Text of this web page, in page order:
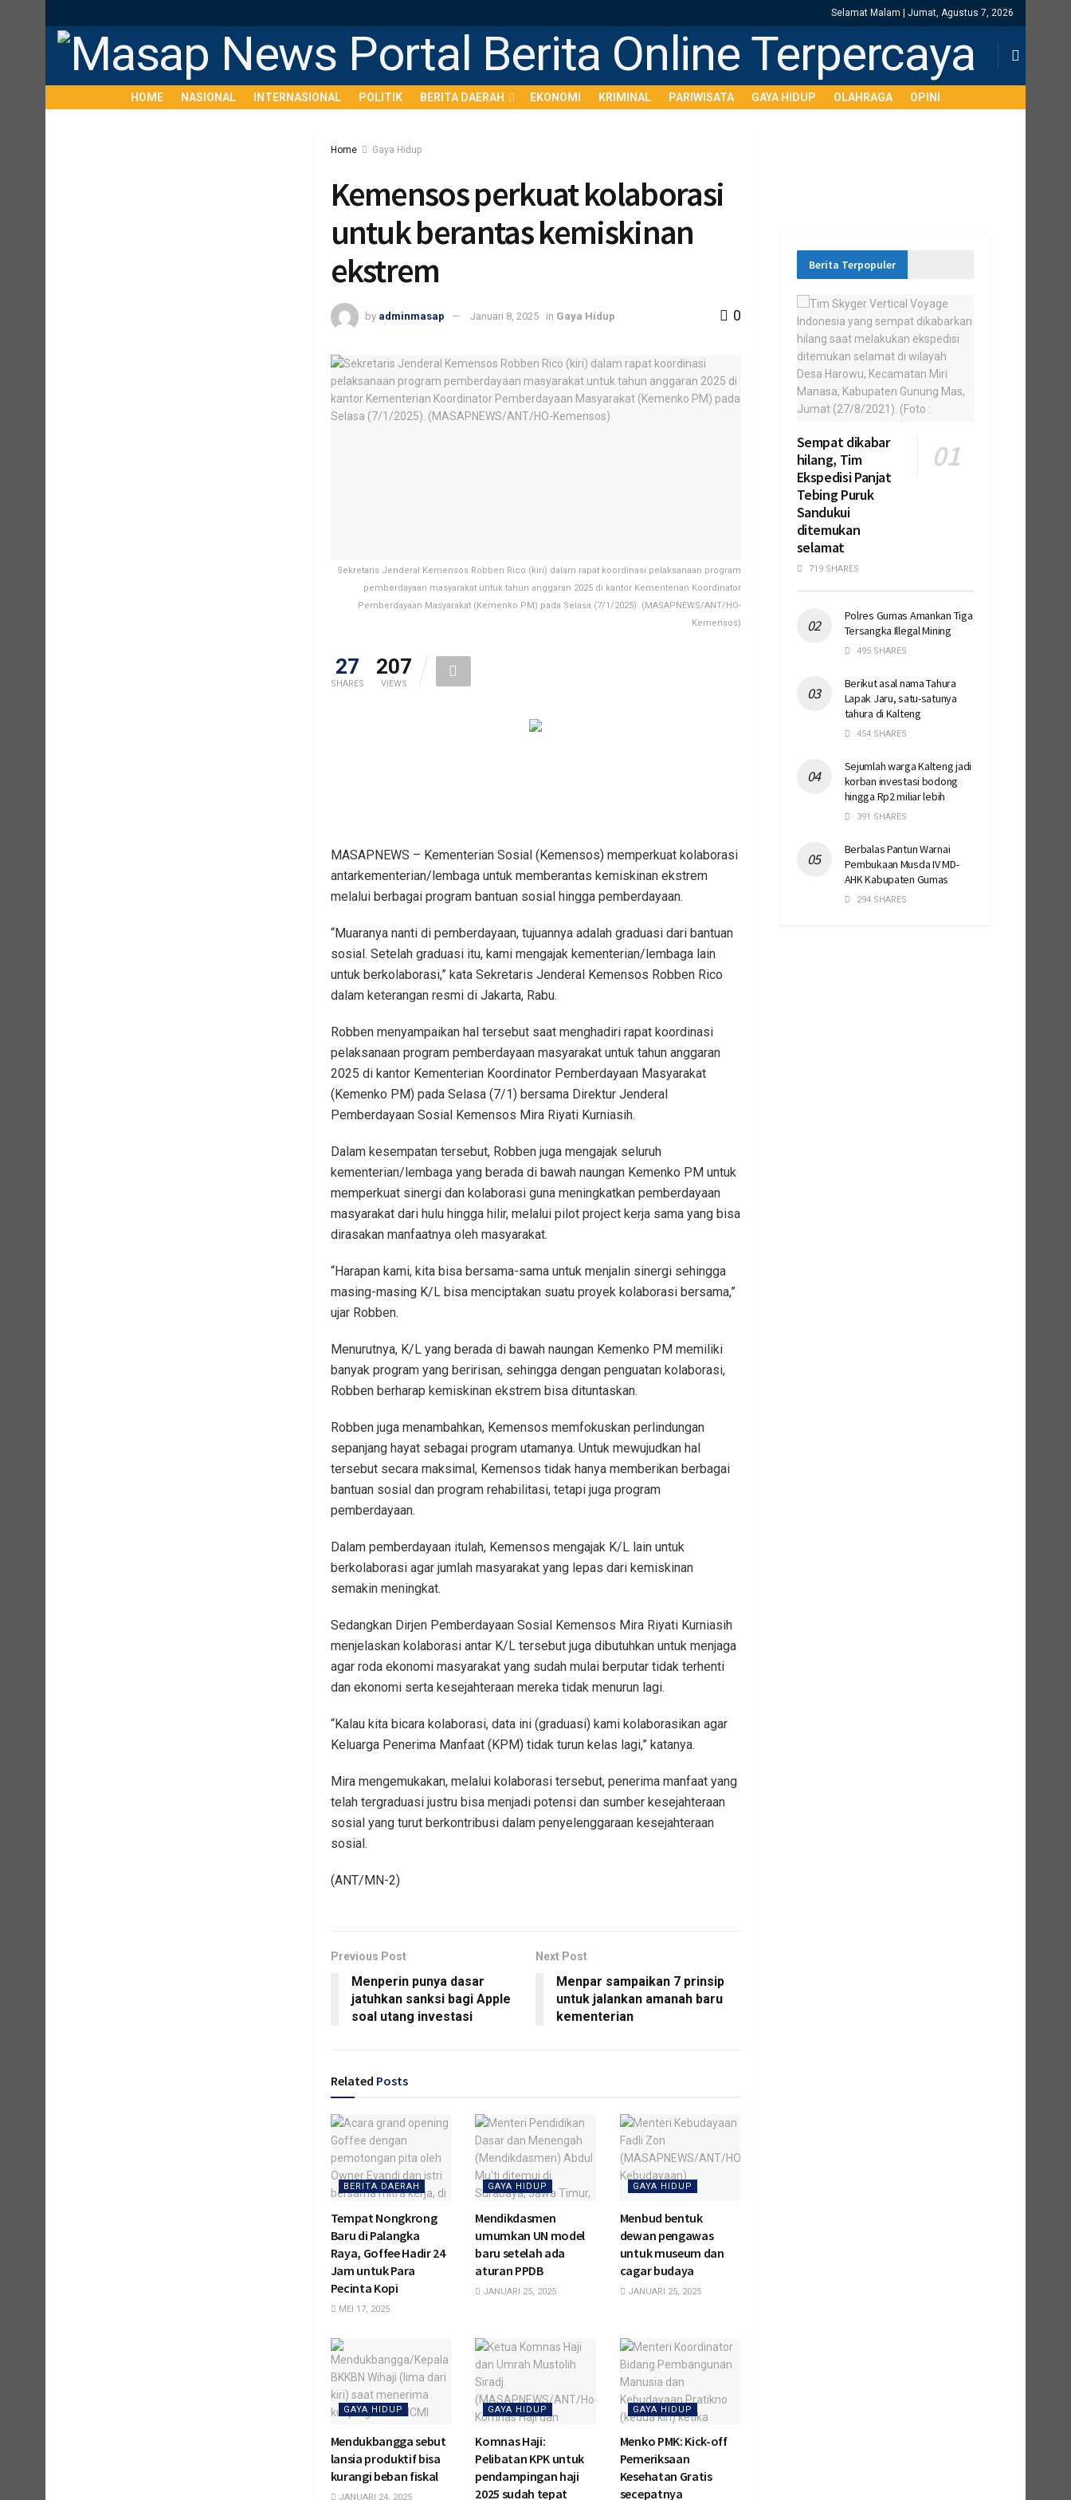
Selamat Malam | Jumat, Agustus 7, 2026
HOME NASIONAL INTERNASIONAL POLITIK BERITA DAERAH EKONOMI KRIMINAL PARIWISATA GAYA HIDUP OLAHRAGA OPINI
Home Gaya Hidup
Kemensos perkuat kolaborasi
untuk berantas kemiskinan
ekstrem
by adminmasap Januari 8, 2025 in Gaya Hidup 0
Sekretaris Jenderal Kemensos Robben Rico (kiri) dalam rapat koordinasi pelaksanaan program
pemberdayaan masyarakat untuk tahun anggaran 2025 di kantor Kementerian Koordinator
Pemberdayaan Masyarakat (Kemenko PM) pada Selasa (7/1/2025). (MASAPNEWS/ANT/HO-
Kemensos)
27
SHARES
207
VIEWS
MASAPNEWS – Kementerian Sosial (Kemensos) memperkuat kolaborasi
antarkementerian/lembaga untuk memberantas kemiskinan ekstrem
melalui berbagai program bantuan sosial hingga pemberdayaan.
“Muaranya nanti di pemberdayaan, tujuannya adalah graduasi dari bantuan
sosial. Setelah graduasi itu, kami mengajak kementerian/lembaga lain
untuk berkolaborasi,” kata Sekretaris Jenderal Kemensos Robben Rico
dalam keterangan resmi di Jakarta, Rabu.
Robben menyampaikan hal tersebut saat menghadiri rapat koordinasi
pelaksanaan program pemberdayaan masyarakat untuk tahun anggaran
2025 di kantor Kementerian Koordinator Pemberdayaan Masyarakat
(Kemenko PM) pada Selasa (7/1) bersama Direktur Jenderal
Pemberdayaan Sosial Kemensos Mira Riyati Kurniasih.
Dalam kesempatan tersebut, Robben juga mengajak seluruh
kementerian/lembaga yang berada di bawah naungan Kemenko PM untuk
memperkuat sinergi dan kolaborasi guna meningkatkan pemberdayaan
masyarakat dari hulu hingga hilir, melalui pilot project kerja sama yang bisa
dirasakan manfaatnya oleh masyarakat.
“Harapan kami, kita bisa bersama-sama untuk menjalin sinergi sehingga
masing-masing K/L bisa menciptakan suatu proyek kolaborasi bersama,”
ujar Robben.
Menurutnya, K/L yang berada di bawah naungan Kemenko PM memiliki
banyak program yang beririsan, sehingga dengan penguatan kolaborasi,
Robben berharap kemiskinan ekstrem bisa dituntaskan.
Robben juga menambahkan, Kemensos memfokuskan perlindungan
sepanjang hayat sebagai program utamanya. Untuk mewujudkan hal
tersebut secara maksimal, Kemensos tidak hanya memberikan berbagai
bantuan sosial dan program rehabilitasi, tetapi juga program
pemberdayaan.
Dalam pemberdayaan itulah, Kemensos mengajak K/L lain untuk
berkolaborasi agar jumlah masyarakat yang lepas dari kemiskinan
semakin meningkat.
Sedangkan Dirjen Pemberdayaan Sosial Kemensos Mira Riyati Kurniasih
menjelaskan kolaborasi antar K/L tersebut juga dibutuhkan untuk menjaga
agar roda ekonomi masyarakat yang sudah mulai berputar tidak terhenti
dan ekonomi serta kesejahteraan mereka tidak menurun lagi.
“Kalau kita bicara kolaborasi, data ini (graduasi) kami kolaborasikan agar
Keluarga Penerima Manfaat (KPM) tidak turun kelas lagi,” katanya.
Mira mengemukakan, melalui kolaborasi tersebut, penerima manfaat yang
telah tergraduasi justru bisa menjadi potensi dan sumber kesejahteraan
sosial yang turut berkontribusi dalam penyelenggaraan kesejahteraan
sosial.
(ANT/MN-2)
Previous Post
Menperin punya dasar
jatuhkan sanksi bagi Apple
soal utang investasi
Next Post
Menpar sampaikan 7 prinsip
untuk jalankan amanah baru
kementerian
Related Posts
BERITA DAERAH
Tempat Nongkrong
Baru di Palangka
Raya, Goffee Hadir 24
Jam untuk Para
Pecinta Kopi
MEI 17, 2025
GAYA HIDUP
Mendikdasmen
umumkan UN model
baru setelah ada
aturan PPDB
JANUARI 25, 2025
GAYA HIDUP
Menbud bentuk
dewan pengawas
untuk museum dan
cagar budaya
JANUARI 25, 2025
GAYA HIDUP
Mendukbangga sebut
lansia produktif bisa
kurangi beban fiskal
JANUARI 24, 2025
GAYA HIDUP
Komnas Haji:
Pelibatan KPK untuk
pendampingan haji
2025 sudah tepat
GAYA HIDUP
Menko PMK: Kick-off
Pemeriksaan
Kesehatan Gratis
secepatnya
Berita Terpopuler
Sempat dikabar
hilang, Tim
Ekspedisi Panjat
Tebing Puruk
Sandukui
ditemukan
selamat
719 SHARES
Polres Gumas Amankan Tiga
Tersangka Illegal Mining
495 SHARES
Berikut asal nama Tahura
Lapak Jaru, satu-satunya
tahura di Kalteng
454 SHARES
Sejumlah warga Kalteng jadi
korban investasi bodong
hingga Rp2 miliar lebih
391 SHARES
Berbalas Pantun Warnai
Pembukaan Musda IV MD-
AHK Kabupaten Gumas
294 SHARES